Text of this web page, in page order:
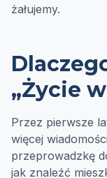
żałujemy.
„Życie
Przez pierwsze
więcej
przeprowadzkę
jak znaleźć